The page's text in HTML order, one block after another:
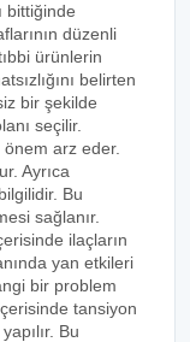
bittiğinde
düzenli
ürünlerin
belirten
bir şekilde
seçilir.
arz eder.
Ayrıca
Bu
sağlanır.
ilaçların
yan etkileri
bir problem
tansiyon
Bu